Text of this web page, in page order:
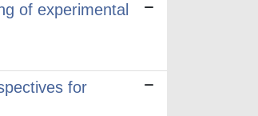
of experimental
for